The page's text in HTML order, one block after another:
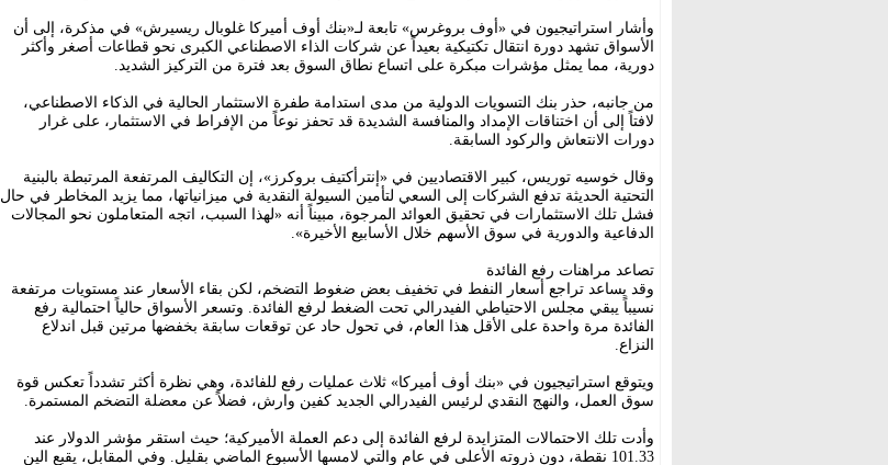
وأشار استراتيجيون في «أوف بروغرس» تابعة لـ«بنك أوف أميركا غلوبال ريسيرش» في مذكرة، إلى أن
الأسواق تشهد دورة انتقال تكتيكية بعيداً عن شركات الذاء الاصطناعي الكبرى نحو قطاعات أصغر وأكثر
دورية، مما يمثل مؤشرات مبكرة على اتساع نطاق السوق بعد فترة من التركيز الشديد.
من جانبه، حذر بنك التسويات الدولية من مدى استدامة طفرة الاستثمار الحالية في الذكاء الاصطناعي،
لافتاً إلى أن اختناقات الإمداد والمنافسة الشديدة قد تحفز نوعاً من الإفراط في الاستثمار، على غرار
دورات الانتعاش والركود السابقة.
وقال خوسيه توريس، كبير الاقتصاديين في «إنترأكتيف بروكرز»، إن التكاليف المرتفعة المرتبطة بالبنية
التحتية الحديثة تدفع الشركات إلى السعي لتأمين السيولة النقدية في ميزانياتها، مما يزيد المخاطر في حال
فشل تلك الاستثمارات في تحقيق العوائد المرجوة، مبيناً أنه «لهذا السبب، اتجه المتعاملون نحو المجالات
الدفاعية والدورية في سوق الأسهم خلال الأسابيع الأخيرة».
تصاعد مراهنات رفع الفائدة
وقد يساعد تراجع أسعار النفط في تخفيف بعض ضغوط التضخم، لكن بقاء الأسعار عند مستويات مرتفعة
نسيباً يبقي مجلس الاحتياطي الفيدرالي تحت الضغط لرفع الفائدة. وتسعر الأسواق حالياً احتمالية رفع
الفائدة مرة واحدة على الأقل هذا العام، في تحول حاد عن توقعات سابقة بخفضها مرتين قبل اندلاع
النزاع.
ويتوقع استراتيجيون في «بنك أوف أميركا» ثلاث عمليات رفع للفائدة، وهي نظرة أكثر تشدداً تعكس قوة
سوق العمل، والنهج النقدي لرئيس الفيدرالي الجديد كفين وارش، فضلاً عن معضلة التضخم المستمرة.
وأدت تلك الاحتمالات المتزايدة لرفع الفائدة إلى دعم العملة الأميركية؛ حيث استقر مؤشر الدولار عند
101.33 نقطة، دون ذروته الأعلى في عام والتي لامسها الأسبوع الماضي بقليل. وفي المقابل، يقبع الين